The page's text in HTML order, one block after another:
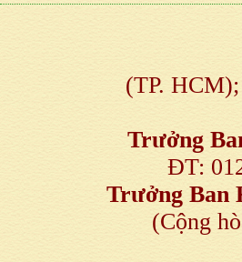
(TP.
Trưởng
ĐT:
Trưởng Ban
(Cộng